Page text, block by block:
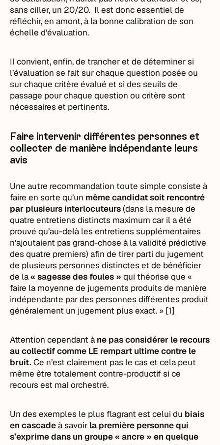
sans ciller, un 20/20. Il est donc essentiel de
réfléchir, en amont, à la bonne calibration de son
échelle d’évaluation.
Il convient, enfin, de trancher et de déterminer si
l’évaluation se fait sur chaque question posée ou
sur chaque critère évalué et si des seuils de
passage pour chaque question ou critère sont
nécessaires et pertinents.
Faire intervenir différentes personnes et
collecter de manière indépendante leurs
avis
Une autre recommandation toute simple consiste à
faire en sorte qu’un même candidat soit rencontré
par plusieurs interlocuteurs(dans la mesure de
quatre entretiens distincts maximum car il a été
prouvé qu’au-delà les entretiens supplémentaires
n’ajoutaient pas grand-chose à la validité prédictive
des quatre premiers) afin de tirer parti du jugement
de plusieurs personnes distinctes et de bénéficier
de la« sagesse des foules » qui théorise que «
faire la moyenne de jugements produits de manière
indépendante par des personnes différentes produit
généralement un jugement plus exact. » [1]
Attention cependant àne pas considérer le recours
au collectif comme LE rempart ultime contre le
bruit.Ce n’est clairement pas le cas et cela peut
même être totalement contre-productif si ce
recours est mal orchestré.
Un des exemples le plus flagrant est celui du biais
en cascadeà savoir la première personne qui
s’exprime dans un groupe « ancre » en quelque